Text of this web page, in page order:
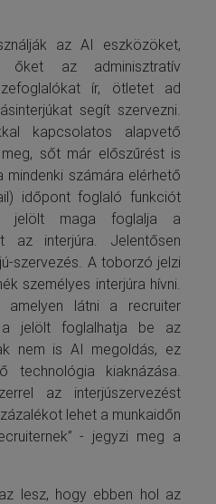
az AI eszközöket,
őket az adminisztratív
ír, ötletet ad
segít szervezni.
kapcsolatos alapvető
sőt már előszűrést is
mindenki számára elérhető
időpont foglaló funkciót
jelölt maga foglalja a
az interjúra. Jelentősen
szervezés. A toborzó jelzi
személyes interjúra hívni.
amelyen látni a recruiter
jelölt foglalhatja be az
nem is AI megoldás, ez
technológia kiaknázása.
az interjúszervezést
lehet a munkaidőn
- jegyzi meg a
lesz, hogy ebben hol az